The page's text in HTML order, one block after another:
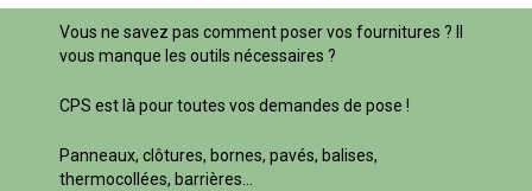
Vous ne savez pas comment poser vos fournitures ? Il
vous manque les outils nécessaires ?
CPS est là pour toutes vos demandes de pose !
Panneaux, clôtures, bornes, pavés, balises,
thermocollées, barrières...